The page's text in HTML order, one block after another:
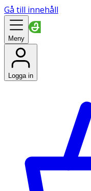
Gå till innehåll
Meny
Logga in